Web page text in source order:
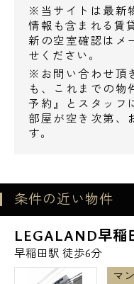
※当サイトは最新
情報も含まれる賃
新の空室確認はメ
せください。
※お問い合わせ頂
も、これまでの物
予約』とスタッフ
部屋が空き次第、
す。
条件の近い物件
LEGALAND早稲
早稲田駅 徒歩6分
マ
営業時間 10：00～
メールでお問い